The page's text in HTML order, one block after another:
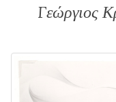
Γεώργιος